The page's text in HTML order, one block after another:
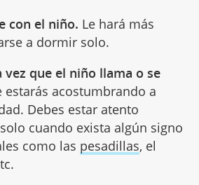
con el niño. Le hará más
a dormir solo.
vez que el niño llama o se
estarás acostumbrando a
Debes estar atento
cuando exista algún signo
como las pesadillas, el